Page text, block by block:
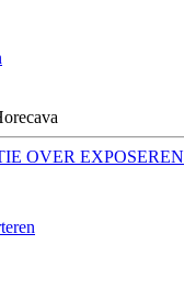
OVER EXPOSEREN